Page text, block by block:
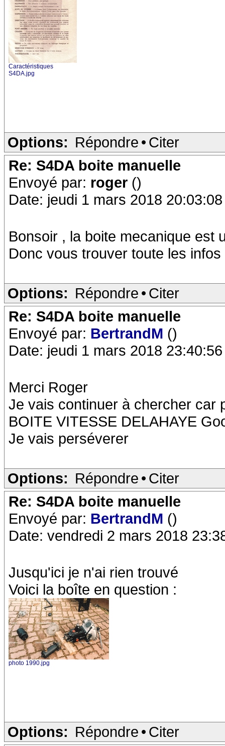
Caractéristiques
S4DA.jpg
Options: Répondre • Citer
Re: S4DA boite manuelle
Envoyé par: roger ()
Date: jeudi 1 mars 2018 20:03:08
Bonsoir , la boite mecanique est
Donc vous trouver toute les
Options: Répondre • Citer
Re: S4DA boite manuelle
Envoyé par: BertrandM ()
Date: jeudi 1 mars 2018 23:40:56
Merci Roger
Je vais continuer à chercher car
BOITE VITESSE DELAHAYE
Je vais perséverer
Options: Répondre • Citer
Re: S4DA boite manuelle
Envoyé par: BertrandM ()
Date: vendredi 2 mars 2018
Jusqu'ici je n'ai rien trouvé
Voici la boîte en question :
photo 1990.jpg
Options: Répondre • Citer